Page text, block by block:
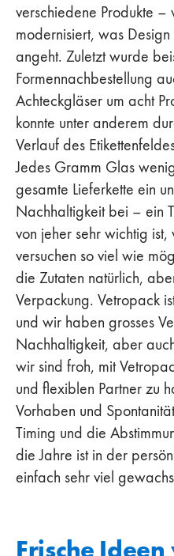
verschiedene Produkte
modernisiert, was
angeht. Zuletzt wurde
Formennachbestellung
Achteckgläser um acht
konnte unter anderem
Verlauf des
Jedes Gramm Glas
gesamte Lieferkette ein
Nachhaltigkeit bei – ein
von jeher sehr wichtig
versuchen so viel wie
die Zutaten natürlich,
Verpackung. Vetropack
und wir haben grosses
Nachhaltigkeit, aber
wir sind froh, mit
und flexiblen Partner zu
Vorhaben und
Timing und die
die Jahre ist in der
einfach sehr viel
Frische